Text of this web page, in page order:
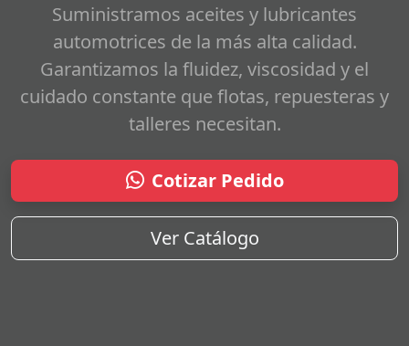
Suministramos aceites y lubricantes
automotrices de la más alta calidad.
Garantizamos la fluidez, viscosidad y el
cuidado constante que flotas, repuesteras y
talleres necesitan.
Cotizar Pedido
Ver Catálogo